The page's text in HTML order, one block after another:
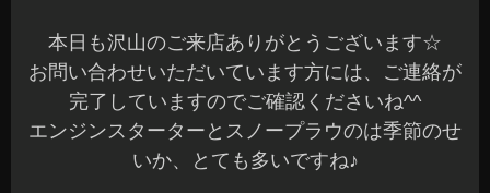
本日も沢山のご来店ありがとうございます☆
お問い合わせいただいています方には、ご連絡が
完了していますのでご確認くださいね^^
エンジンスターターとスノープラウのは季節のせ
いか、とても多いですね♪